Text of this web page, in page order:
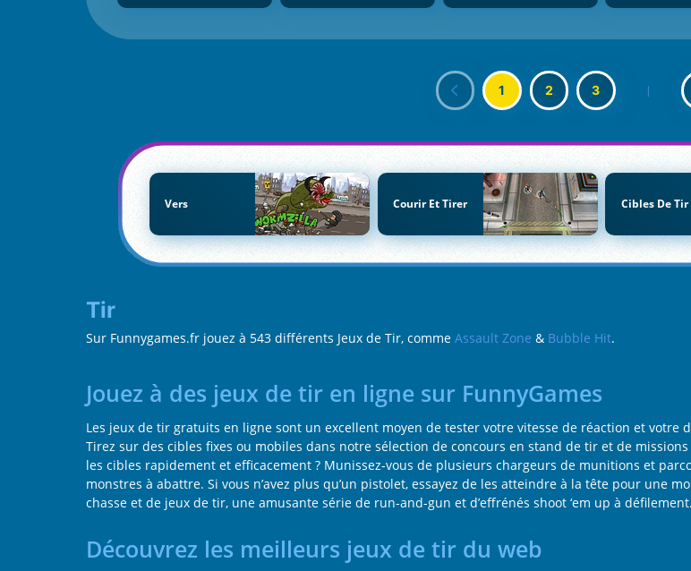
1 2 3 |
Vers Courir Et Tirer Cibles De Tir
Tir
Sur Funnygames.fr jouez à 543 différents Jeux de Tir, comme Assault Zone & Bubble Hit.
Jouez à des jeux de tir en ligne sur FunnyGames
Les jeux de tir gratuits en ligne sont un excellent moyen de tester votre vitesse de réaction et votre
Tirez sur des cibles fixes ou mobiles dans notre sélection de concours en stand de tir et de
les cibles rapidement et efficacement ? Munissez-vous de plusieurs chargeurs de munitions et
monstres à abattre. Si vous n’avez plus qu’un pistolet, essayez de les atteindre à la tête pour une
chasse et de jeux de tir, une amusante série de run-and-gun et d’effrénés shoot ‘em up à défilement.
Découvrez les meilleurs jeux de tir du web